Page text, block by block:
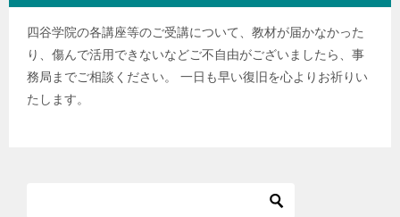
四谷学院の各講座等のご受講について、教材が届かなかった
り、傷んで活用できないなどご不自由がございましたら、事
務局までご相談ください。 一日も早い復旧を心よりお祈りい
たします。